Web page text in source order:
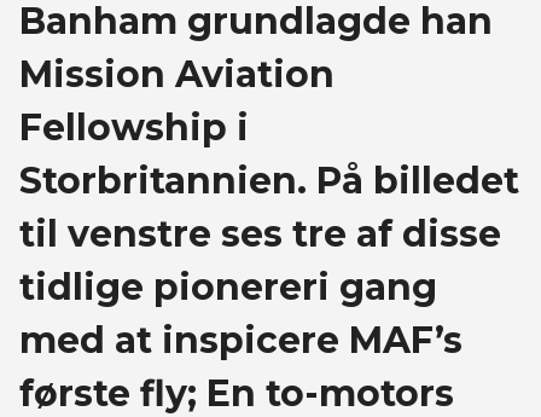
Banham grundlagde han
Mission Aviation
Fellowship i
Storbritannien. På billedet
til venstre ses tre af disse
tidlige pionereri gang
med at inspicere MAF’s
første fly; En to-motors